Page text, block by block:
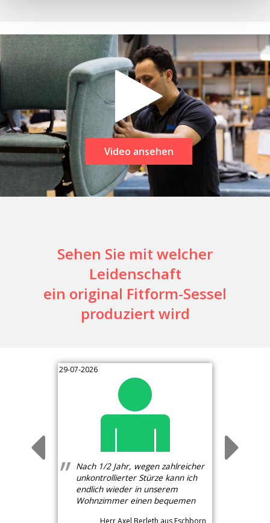
Video ansehen
Sehen Sie mit welcher
Leidenschaft
ein original Fitform-Sessel
produziert wird
29-07-2026
Nach 1/2 Jahr, wegen zahlreicher
unkontrollierter Stürze kann ich
endlich wieder in unserem
Wohnzimmer einen bequemen
Herr Axel Berleth aus Eschborn